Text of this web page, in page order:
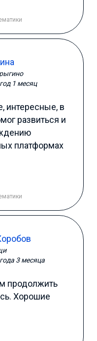
1 месяц
интересные, в
развиться и
платформах
3 месяца
продолжить
Хорошие